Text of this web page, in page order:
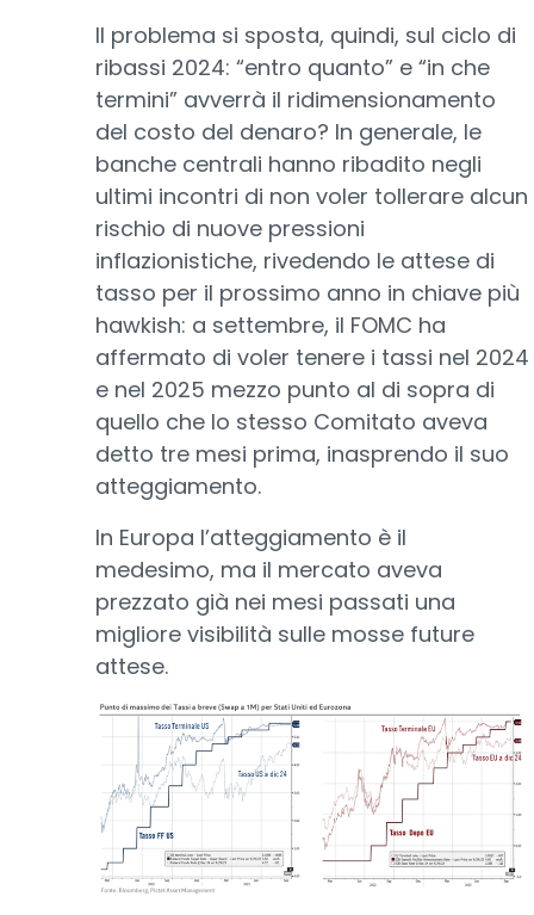
Il problema si sposta, quindi, sul ciclo di
ribassi 2024: “entro quanto” e “in che
termini” avverrà il ridimensionamento
del costo del denaro? In generale, le
banche centrali hanno ribadito negli
ultimi incontri di non voler tollerare alcun
rischio di nuove pressioni
inflazionistiche, rivedendo le attese di
tasso per il prossimo anno in chiave più
hawkish: a settembre, il FOMC ha
affermato di voler tenere i tassi nel 2024
e nel 2025 mezzo punto al di sopra di
quello che lo stesso Comitato aveva
detto tre mesi prima, inasprendo il suo
atteggiamento.
In Europa l’atteggiamento è il
medesimo, ma il mercato aveva
prezzato già nei mesi passati una
migliore visibilità sulle mosse future
attese.